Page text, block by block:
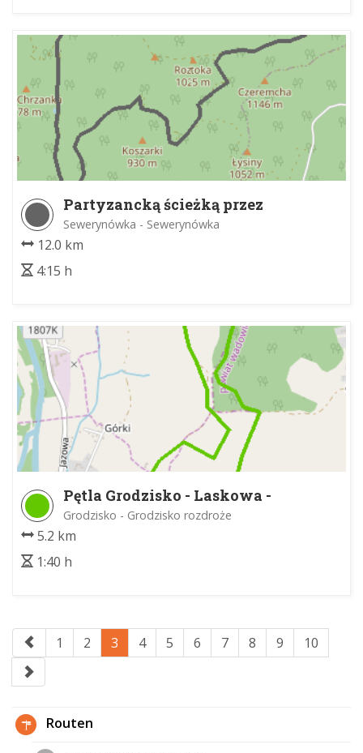
Partyzancką ścieżką przez
Krzemieniny
Sewerynówka - Sewerynówka
12.0 km
4:15 h
Pętla Grodzisko - Laskowa -
Grodzisko
Grodzisko - Grodzisko rozdroże
5.2 km
1:40 h
1 2 3 4 5 6 7 8 9 10
Routen